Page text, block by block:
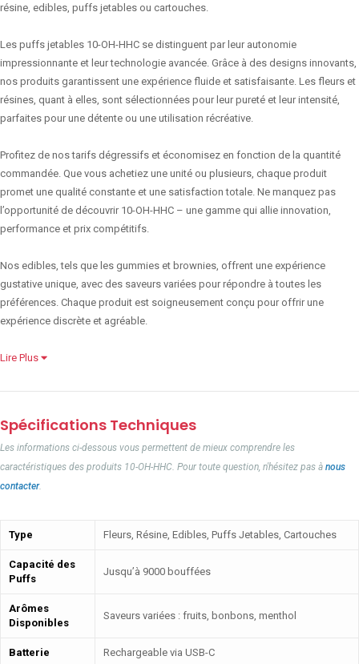
résine, edibles, puffs jetables ou cartouches.
Les puffs jetables 10-OH-HHC se distinguent par leur autonomie
impressionnante et leur technologie avancée. Grâce à des designs innovants,
nos produits garantissent une expérience fluide et satisfaisante. Les fleurs et
résines, quant à elles, sont sélectionnées pour leur pureté et leur intensité,
parfaites pour une détente ou une utilisation récréative.
Profitez de nos tarifs dégressifs et économisez en fonction de la quantité
commandée. Que vous achetiez une unité ou plusieurs, chaque produit
promet une qualité constante et une satisfaction totale. Ne manquez pas
l’opportunité de découvrir 10-OH-HHC – une gamme qui allie innovation,
performance et prix compétitifs.
Nos edibles, tels que les gummies et brownies, offrent une expérience
gustative unique, avec des saveurs variées pour répondre à toutes les
préférences. Chaque produit est soigneusement conçu pour offrir une
expérience discrète et agréable.
Lire Plus
Spécifications Techniques
Les informations ci-dessous vous permettent de mieux comprendre les
caractéristiques des produits 10-OH-HHC. Pour toute question, n'hésitez pas à nous
contacter.
Type Fleurs, Résine, Edibles, Puffs Jetables, Cartouches
Capacité des
Puffs
Jusqu’à 9000 bouffées
Arômes
Disponibles
Saveurs variées : fruits, bonbons, menthol
Batterie Rechargeable via USB-C